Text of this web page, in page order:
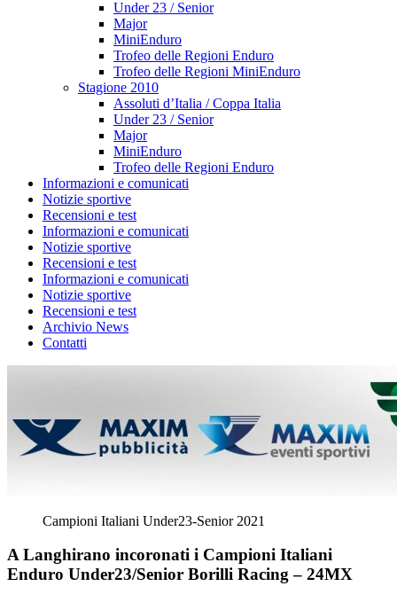
Under 23 / Senior
Major
MiniEnduro
Trofeo delle Regioni Enduro
Trofeo delle Regioni MiniEnduro
Stagione 2010
Assoluti d’Italia / Coppa Italia
Under 23 / Senior
Major
MiniEnduro
Trofeo delle Regioni Enduro
Informazioni e comunicati
Notizie sportive
Recensioni e test
Informazioni e comunicati
Notizie sportive
Recensioni e test
Informazioni e comunicati
Notizie sportive
Recensioni e test
Archivio News
Contatti
Campioni Italiani Under23-Senior 2021
A Langhirano incoronati i Campioni Italiani
Enduro Under23/Senior Borilli Racing – 24MX